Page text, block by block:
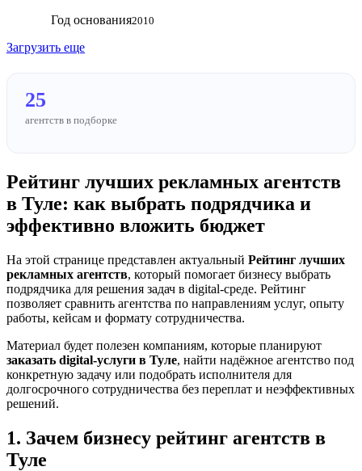
Год основания2010
Загрузить еще
25
агентств в подборке
Рейтинг лучших рекламных агентств
в Туле: как выбрать подрядчика и
эффективно вложить бюджет
На этой странице представлен актуальный Рейтинг лучших
рекламных агентств, который помогает бизнесу выбрать
подрядчика для решения задач в digital-среде. Рейтинг
позволяет сравнить агентства по направлениям услуг, опыту
работы, кейсам и формату сотрудничества.
Материал будет полезен компаниям, которые планируют
заказать digital-услуги в Туле, найти надёжное агентство под
конкретную задачу или подобрать исполнителя для
долгосрочного сотрудничества без переплат и неэффективных
решений.
1. Зачем бизнесу рейтинг агентств в
Туле